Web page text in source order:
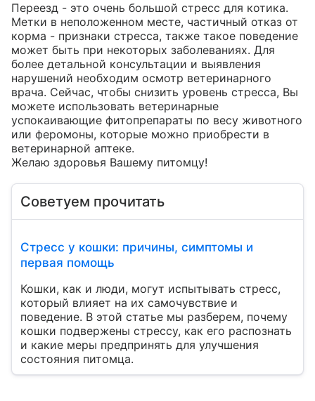
Переезд - это очень большой стресс для котика.
Метки в неположенном месте, частичный отказ от
корма - признаки стресса, также такое поведение
может быть при некоторых заболеваниях. Для
более детальной консультации и выявления
нарушений необходим осмотр ветеринарного
врача. Сейчас, чтобы снизить уровень стресса, Вы
можете использовать ветеринарные
успокаивающие фитопрепараты по весу животного
или феромоны, которые можно приобрести в
ветеринарной аптеке.
Желаю здоровья Вашему питомцу!
Советуем прочитать
Стресс у кошки: причины, симптомы и
первая помощь
Кошки, как и люди, могут испытывать стресс,
который влияет на их самочувствие и
поведение. В этой статье мы разберем, почему
кошки подвержены стрессу, как его распознать
и какие меры предпринять для улучшения
состояния питомца.